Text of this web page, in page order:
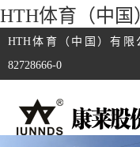
HTH体育（中国
HTH体育（中国）有限
82728666-0